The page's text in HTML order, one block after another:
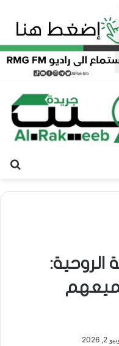
الروحية:
2, 2026